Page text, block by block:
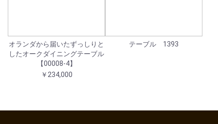
オランダから届いたずっしりと
したオークダイニングテーブル
【00008-4】
￥234,000
テーブル 1393